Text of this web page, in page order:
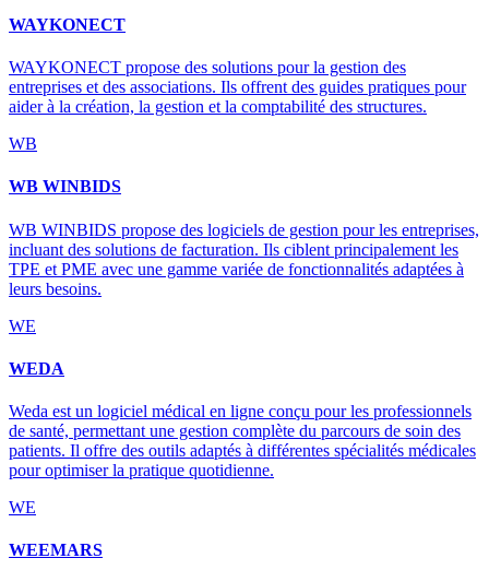
WAYKONECT
WAYKONECT propose des solutions pour la gestion des
entreprises et des associations. Ils offrent des guides pratiques pour
aider à la création, la gestion et la comptabilité des structures.
WB
WB WINBIDS
WB WINBIDS propose des logiciels de gestion pour les entreprises,
incluant des solutions de facturation. Ils ciblent principalement les
TPE et PME avec une gamme variée de fonctionnalités adaptées à
leurs besoins.
WE
WEDA
Weda est un logiciel médical en ligne conçu pour les professionnels
de santé, permettant une gestion complète du parcours de soin des
patients. Il offre des outils adaptés à différentes spécialités médicales
pour optimiser la pratique quotidienne.
WE
WEEMARS